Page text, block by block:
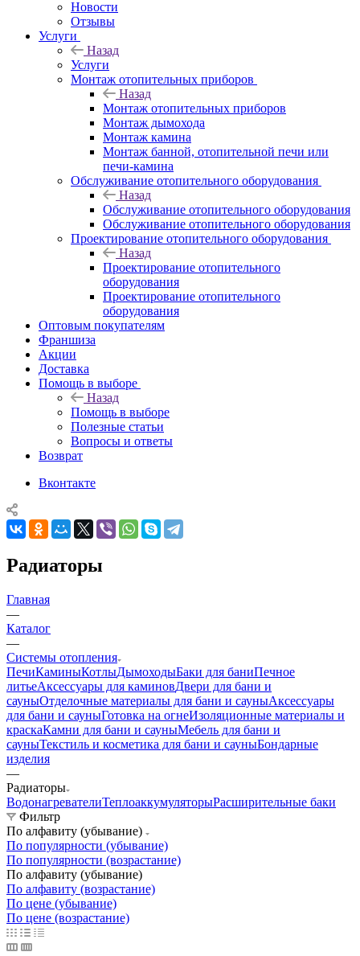
Новости
Отзывы
Услуги
Назад
Услуги
Монтаж отопительных приборов
Назад
Монтаж отопительных приборов
Монтаж дымохода
Монтаж камина
Монтаж банной, отопительной печи или
печи-камина
Обслуживание отопительного оборудования
Назад
Обслуживание отопительного оборудования
Обслуживание отопительного оборудования
Проектирование отопительного оборудования
Назад
Проектирование отопительного
оборудования
Проектирование отопительного
оборудования
Оптовым покупателям
Франшиза
Акции
Доставка
Помощь в выборе
Назад
Помощь в выборе
Полезные статьи
Вопросы и ответы
Возврат
Вконтакте
Радиаторы
Главная
—
Каталог
—
Системы отопления
ПечиКаминыКотлыДымоходыБаки для баниПечное
литьеАксессуары для каминовДвери для бани и
сауныОтделочные материалы для бани и сауныАксессуары
для бани и сауныГотовка на огнеИзоляционные материалы и
краскаКамни для бани и сауныМебель для бани и
сауныТекстиль и косметика для бани и сауныБондарные
изделия
—
Радиаторы
ВодонагревателиТеплоаккумуляторыРасширительные баки
Фильтр
По алфавиту (убывание)
По популярности (убывание)
По популярности (возрастание)
По алфавиту (убывание)
По алфавиту (возрастание)
По цене (убывание)
По цене (возрастание)